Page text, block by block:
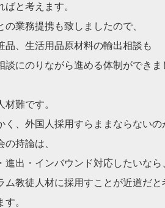
ばと考えます。
業務提携も致しましたので、
品、生活用品原材料の輸出相談も
にのりながら進める体制ができま
難です。
く、外国人採用すらままならないの
持論は、
進出・インバウンド対応したいなら
ム教徒人材に採用すことが近道だと
。